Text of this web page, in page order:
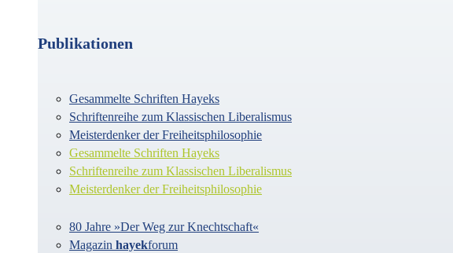
Publikationen
Gesammelte Schriften Hayeks
Schriftenreihe zum Klassischen Liberalismus
Meisterdenker der Freiheitsphilosophie
Gesammelte Schriften Hayeks
Schriftenreihe zum Klassischen Liberalismus
Meisterdenker der Freiheitsphilosophie
80 Jahre »Der Weg zur Knechtschaft«
Magazin hayekforum